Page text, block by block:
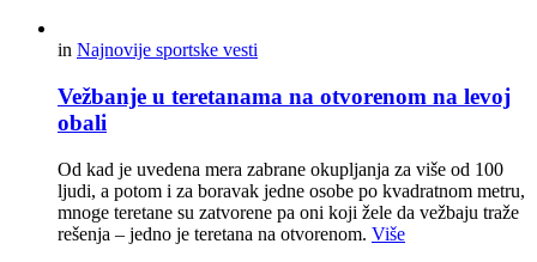
in Najnovije sportske vesti
Vežbanje u teretanama na otvorenom na levoj
obali
Od kad je uvedena mera zabrane okupljanja za više od 100
ljudi, a potom i za boravak jedne osobe po kvadratnom metru,
mnoge teretane su zatvorene pa oni koji žele da vežbaju traže
rešenja – jedno je teretana na otvorenom. Više